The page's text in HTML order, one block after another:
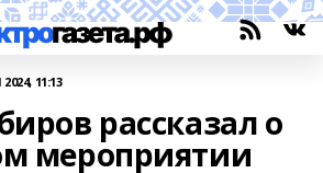
11:13
рассказал о
мероприятии